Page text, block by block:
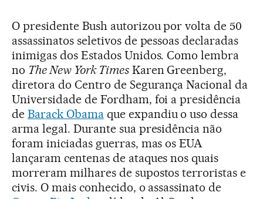
O presidente Bush autorizou por volta de 50
assassinatos seletivos de pessoas declaradas
inimigas dos Estados Unidos. Como lembra
no The New York TimesKaren Greenberg,
diretora do Centro de Segurança Nacional da
Universidade de Fordham, foi a presidência
de Barack Obamaque expandiu o uso dessa
arma legal. Durante sua presidência não
foram iniciadas guerras, mas os EUA
lançaram centenas de ataques nos quais
morreram milhares de supostos terroristas e
civis. O mais conhecido, o assassinato de